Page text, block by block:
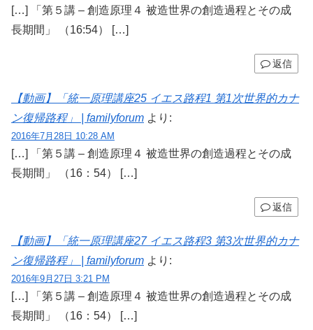
[…] 「第５講 – 創造原理４ 被造世界の創造過程とその成
長期間」 （16:54） […]
返信
【動画】「統一原理講座25 イエス路程1 第1次世界的カナ
ン復帰路程」 | familyforum より:
2016年7月28日 10:28 AM
[…] 「第５講 – 創造原理４ 被造世界の創造過程とその成
長期間」 （16：54） […]
返信
【動画】「統一原理講座27 イエス路程3 第3次世界的カナ
ン復帰路程」 | familyforum より:
2016年9月27日 3:21 PM
[…] 「第５講 – 創造原理４ 被造世界の創造過程とその成
長期間」 （16：54） […]